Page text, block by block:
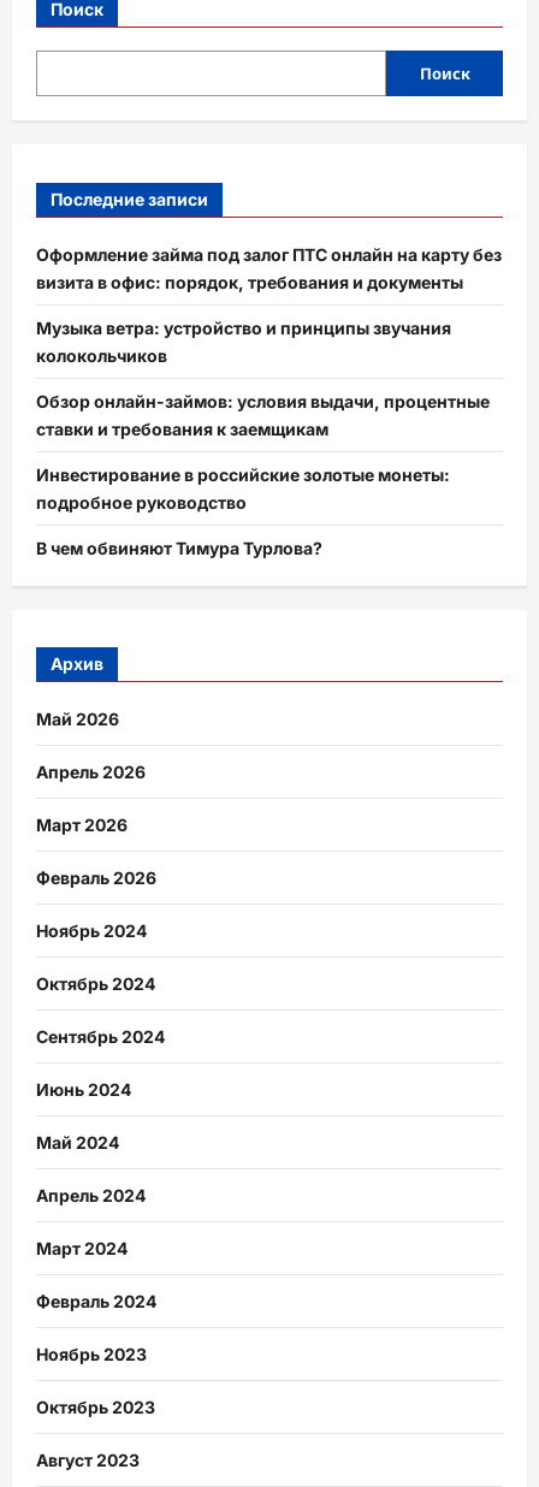
Поиск
Поиск
Последние записи
Оформление займа под залог ПТС онлайн на карту без
визита в офис: порядок, требования и документы
Музыка ветра: устройство и принципы звучания
колокольчиков
Обзор онлайн-займов: условия выдачи, процентные
ставки и требования к заемщикам
Инвестирование в российские золотые монеты:
подробное руководство
В чем обвиняют Тимура Турлова?
Архив
Май 2026
Апрель 2026
Март 2026
Февраль 2026
Ноябрь 2024
Октябрь 2024
Сентябрь 2024
Июнь 2024
Май 2024
Апрель 2024
Март 2024
Февраль 2024
Ноябрь 2023
Октябрь 2023
Август 2023